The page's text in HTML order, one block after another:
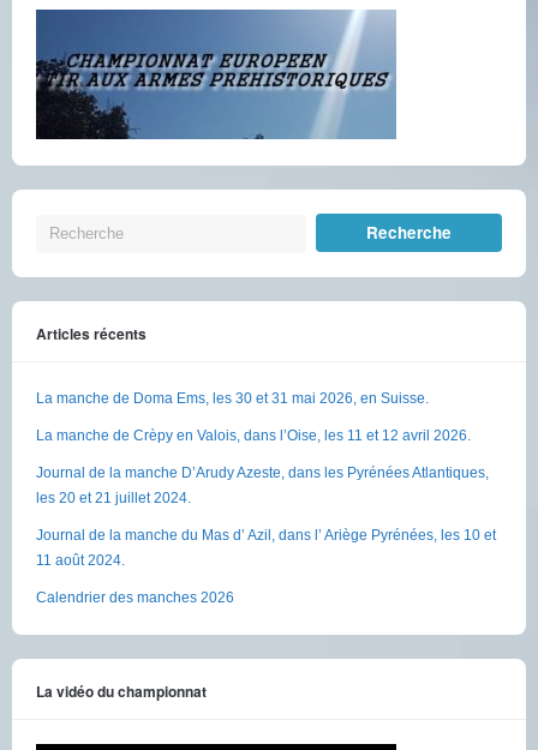
Articles récents
La manche de Doma Ems, les 30 et 31 mai 2026, en Suisse.
La manche de Crèpy en Valois, dans l’Oise, les 11 et 12 avril 2026.
Journal de la manche D’Arudy Azeste, dans les Pyrénées Atlantiques,
les 20 et 21 juillet 2024.
Journal de la manche du Mas d’ Azil, dans l’ Ariège Pyrénées, les 10 et
11 août 2024.
Calendrier des manches 2026
La vidéo du championnat